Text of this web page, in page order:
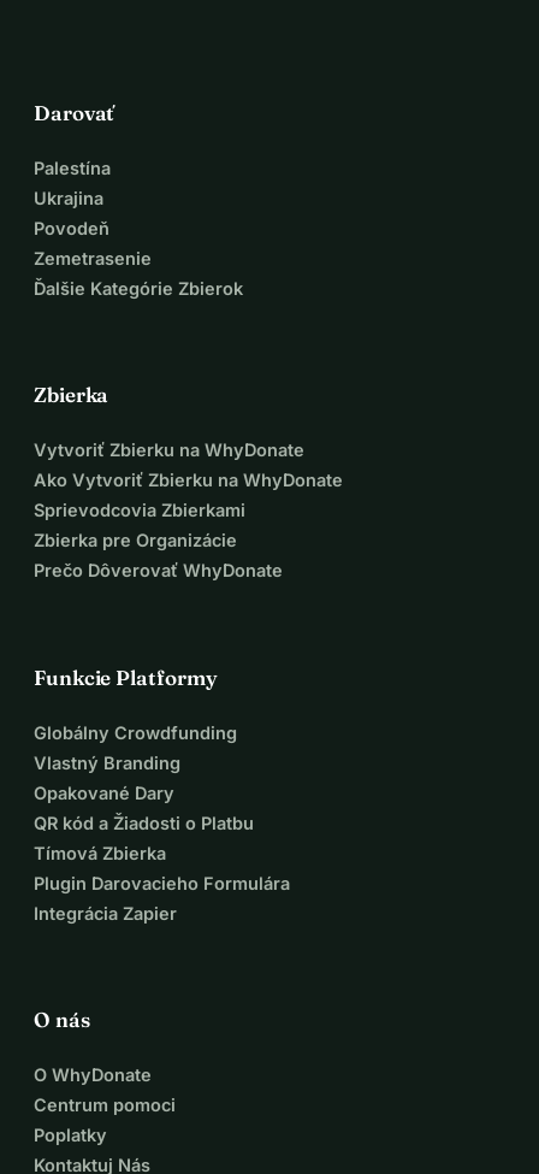
Darovať
Palestína
Ukrajina
Povodeň
Zemetrasenie
Ďalšie Kategórie Zbierok
Zbierka
Vytvoriť Zbierku na WhyDonate
Ako Vytvoriť Zbierku na WhyDonate
Sprievodcovia Zbierkami
Zbierka pre Organizácie
Prečo Dôverovať WhyDonate
Funkcie Platformy
Globálny Crowdfunding
Vlastný Branding
Opakované Dary
QR kód a Žiadosti o Platbu
Tímová Zbierka
Plugin Darovacieho Formulára
Integrácia Zapier
O nás
O WhyDonate
Centrum pomoci
Poplatky
Kontaktuj Nás